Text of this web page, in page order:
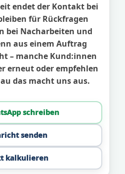
endet der Kontakt bei
für Rückfragen
bei Nacharbeiten und
aus einem Auftrag
– manche Kund:innen
erneut oder empfehlen
das macht uns aus.
schreiben
senden
kalkulieren